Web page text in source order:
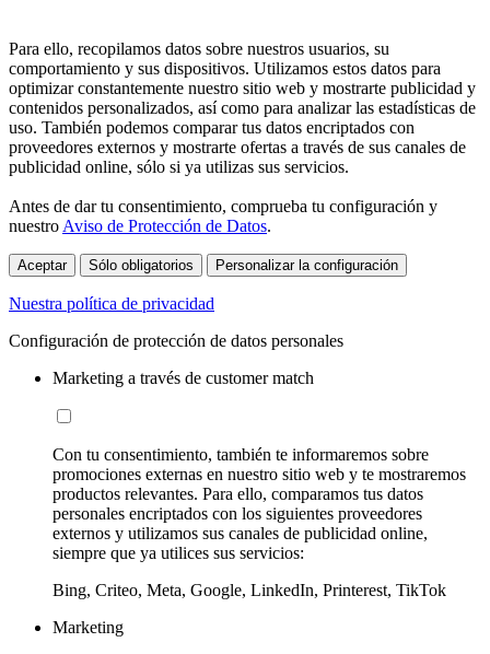
Para ello, recopilamos datos sobre nuestros usuarios, su
comportamiento y sus dispositivos. Utilizamos estos datos para
optimizar constantemente nuestro sitio web y mostrarte publicidad y
contenidos personalizados, así como para analizar las estadísticas de
uso. También podemos comparar tus datos encriptados con
proveedores externos y mostrarte ofertas a través de sus canales de
publicidad online, sólo si ya utilizas sus servicios.
Antes de dar tu consentimiento, comprueba tu configuración y
nuestro Aviso de Protección de Datos.
Aceptar Sólo obligatorios Personalizar la configuración
Nuestra política de privacidad
Configuración de protección de datos personales
Marketing a través de customer match
Con tu consentimiento, también te informaremos sobre
promociones externas en nuestro sitio web y te mostraremos
productos relevantes. Para ello, comparamos tus datos
personales encriptados con los siguientes proveedores
externos y utilizamos sus canales de publicidad online,
siempre que ya utilices sus servicios:
Bing, Criteo, Meta, Google, LinkedIn, Printerest, TikTok
Marketing